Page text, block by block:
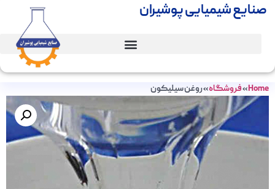
صنایع شیمیایی پوشیران
Home
»فروشگاه»روغن سیلیکون